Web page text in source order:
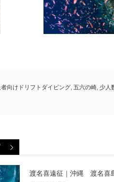
向けドリフトダイビング, 五六の崎, 少人
渡名喜遠征｜沖縄 渡名喜